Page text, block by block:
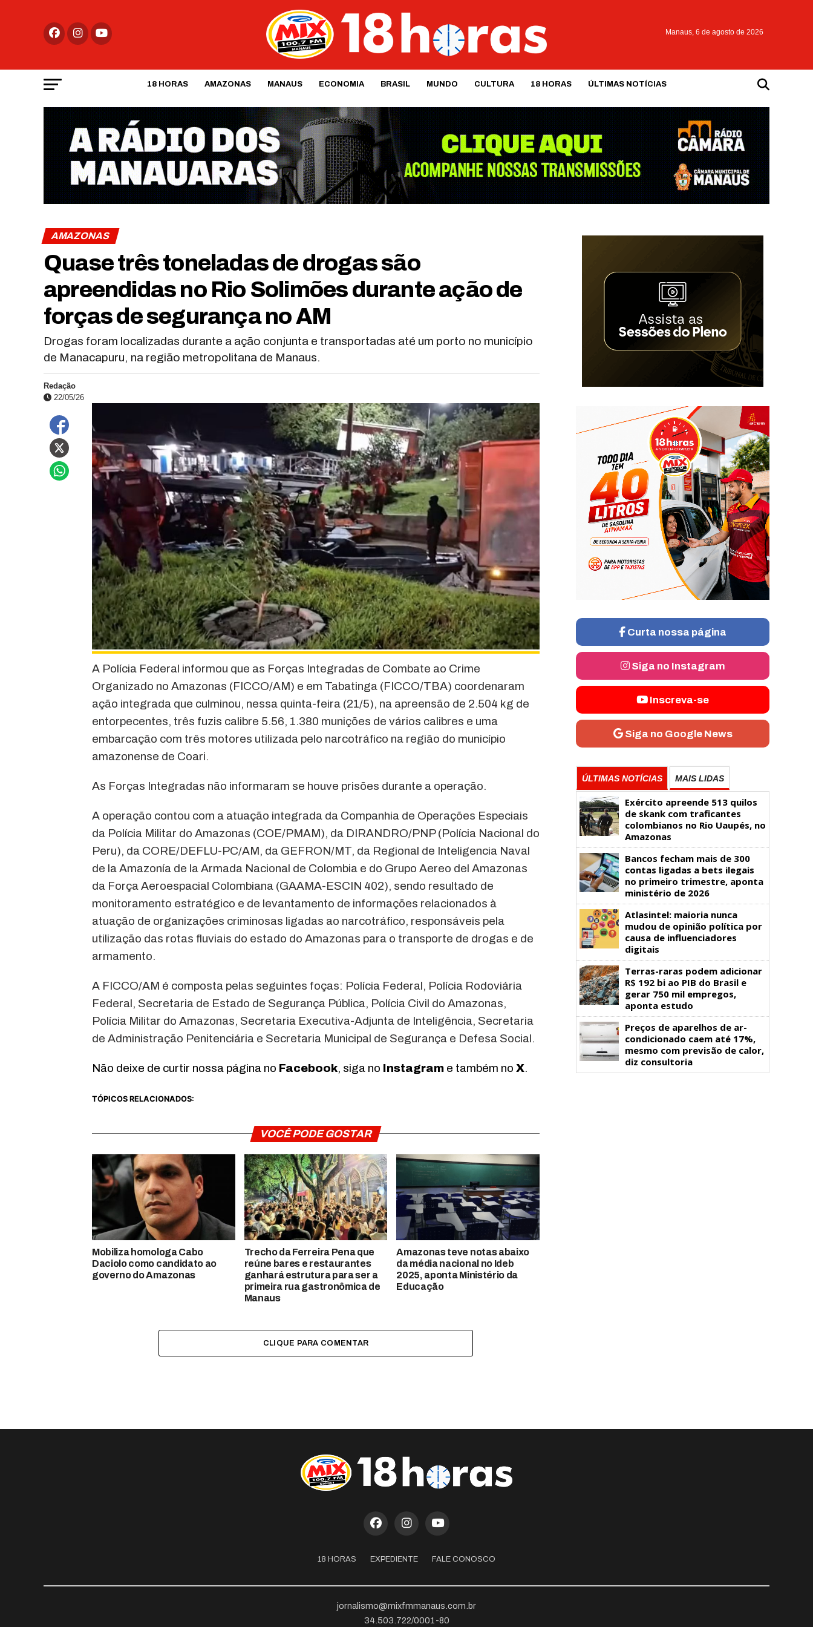
Manaus, 6 de agosto de 2026
18 HORAS AMAZONAS MANAUS ECONOMIA BRASIL MUNDO CULTURA 18 HORAS ÚLTIMAS NOTÍCIAS
AMAZONAS
Quase três toneladas de drogas são
apreendidas no Rio Solimões durante ação de
forças de segurança no AM
Drogas foram localizadas durante a ação conjunta e transportadas até um porto no município
de Manacapuru, na região metropolitana de Manaus.
Redação
22/05/26
A Polícia Federal informou que as Forças Integradas de Combate ao Crime
Organizado no Amazonas (FICCO/AM) e em Tabatinga (FICCO/TBA) coordenaram
ação integrada que culminou, nessa quinta-feira (21/5), na apreensão de 2.504 kg de
entorpecentes, três fuzis calibre 5.56, 1.380 munições de vários calibres e uma
embarcação com três motores utilizada pelo narcotráfico na região do município
amazonense de Coari.
As Forças Integradas não informaram se houve prisões durante a operação.
A operação contou com a atuação integrada da Companhia de Operações Especiais
da Polícia Militar do Amazonas (COE/PMAM), da DIRANDRO/PNP (Polícia Nacional do
Peru), da CORE/DEFLU-PC/AM, da GEFRON/MT, da Regional de Inteligencia Naval
de la Amazonía de la Armada Nacional de Colombia e do Grupo Aereo del Amazonas
da Força Aeroespacial Colombiana (GAAMA-ESCIN 402), sendo resultado de
monitoramento estratégico e de levantamento de informações relacionados à
atuação de organizações criminosas ligadas ao narcotráfico, responsáveis pela
utilização das rotas fluviais do estado do Amazonas para o transporte de drogas e de
armamento.
A FICCO/AM é composta pelas seguintes foças: Polícia Federal, Polícia Rodoviária
Federal, Secretaria de Estado de Segurança Pública, Polícia Civil do Amazonas,
Polícia Militar do Amazonas, Secretaria Executiva-Adjunta de Inteligência, Secretaria
de Administração Penitenciária e Secretaria Municipal de Segurança e Defesa Social.
Não deixe de curtir nossa página no Facebook, siga no Instagram e também no X.
TÓPICOS RELACIONADOS:
VOCÊ PODE GOSTAR
Mobiliza homologa Cabo
Daciolo como candidato ao
governo do Amazonas
Trecho da Ferreira Pena que
reúne bares e restaurantes
ganhará estrutura para ser a
primeira rua gastronômica de
Manaus
Amazonas teve notas abaixo
da média nacional no Ideb
2025, aponta Ministério da
Educação
CLIQUE PARA COMENTAR
Curta nossa página
Siga no Instagram
Inscreva-se
Siga no Google News
ÚLTIMAS NOTÍCIAS MAIS LIDAS
Exército apreende 513 quilos
de skank com traficantes
colombianos no Rio Uaupés, no
Amazonas
Bancos fecham mais de 300
contas ligadas a bets ilegais
no primeiro trimestre, aponta
ministério de 2026
Atlasintel: maioria nunca
mudou de opinião política por
causa de influenciadores
digitais
Terras-raras podem adicionar
R$ 192 bi ao PIB do Brasil e
gerar 750 mil empregos,
aponta estudo
Preços de aparelhos de ar-
condicionado caem até 17%,
mesmo com previsão de calor,
diz consultoria
18 HORAS EXPEDIENTE FALE CONOSCO
jornalismo@mixfmmanaus.com.br
34.503.722/0001-80